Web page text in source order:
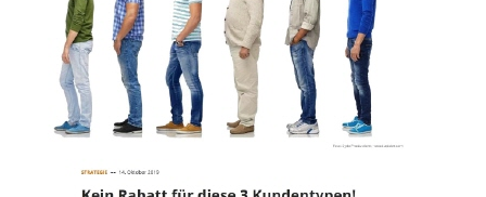
Vorträge
Beratungen
Bücher